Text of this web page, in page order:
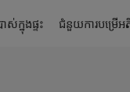
ស់ក្នុងផ្ទះ ជំនួយការបម្រើ